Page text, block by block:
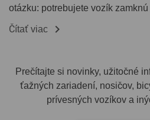
otázku: potrebujete vozík zamknú
Čítať viac 
Prečítajte si novinky, užitočné
ťažných zariadení, nosičov,
prívesných vozíkov a